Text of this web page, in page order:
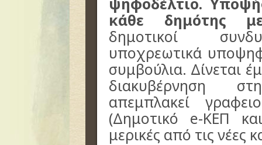
κάθε δημότης
δημοτικοί
υποχρεωτικά
συμβούλια. Δίνεται
διακυβέρνηση
απεμπλακεί
(Δημοτικό e-ΚΕΠ
μερικές από τις νέες